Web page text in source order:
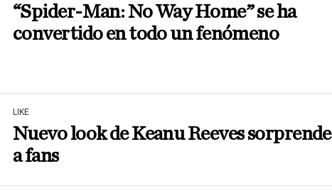
“Spider-Man: No Way Home” se ha
convertido en todo un fenómeno
LIKE
Nuevo look de Keanu Reeves sorprende
a fans